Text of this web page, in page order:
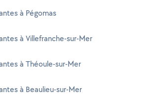
à Pégomas
à Villefranche-sur-Mer
à Théoule-sur-Mer
à Beaulieu-sur-Mer